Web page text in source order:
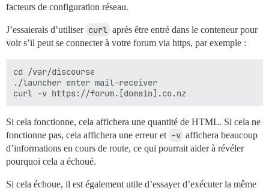
  - volume:
      guest: /var/spool/postfix
# décommentez pour prendre en charge TLS
#      guest: /letsencrypt
facteurs de configuration réseau.
J’essaierais d’utiliser curl après être entré dans le conteneur pour
voir s’il peut se connecter à votre forum via https, par exemple :
cd /var/discourse
./launcher enter mail-receiver
Si cela fonctionne, cela affichera une quantité de HTML. Si cela ne
fonctionne pas, cela affichera une erreur et -v affichera beaucoup
d’informations en cours de route, ce qui pourrait aider à révéler
pourquoi cela a échoué.
Si cela échoue, il est également utile d’essayer d’exécuter la même